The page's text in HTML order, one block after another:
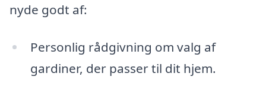
nyde godt af:
Personlig rådgivning om valg af
gardiner, der passer til dit hjem.